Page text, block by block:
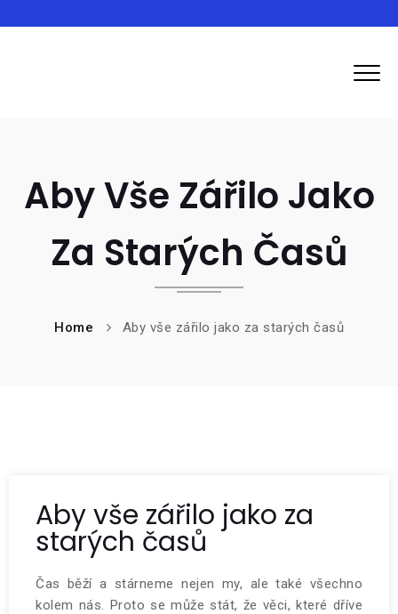
Aby Vše Zářilo Jako
Za Starých Časů
Home Aby vše zářilo jako za starých časů
Aby vše zářilo jako za
starých časů
Čas běží a stárneme nejen my, ale také všechno
kolem nás. Proto se může stát, že věci, které dříve